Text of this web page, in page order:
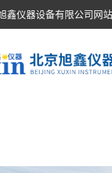
鑫仪器设备有限公司网站